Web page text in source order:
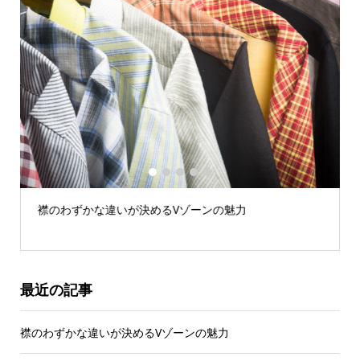
襟のわずかな違いが決めるVゾーンの魅力
1 2 3 4 5
最近の記事
襟のわずかな違いが決めるVゾーンの魅力